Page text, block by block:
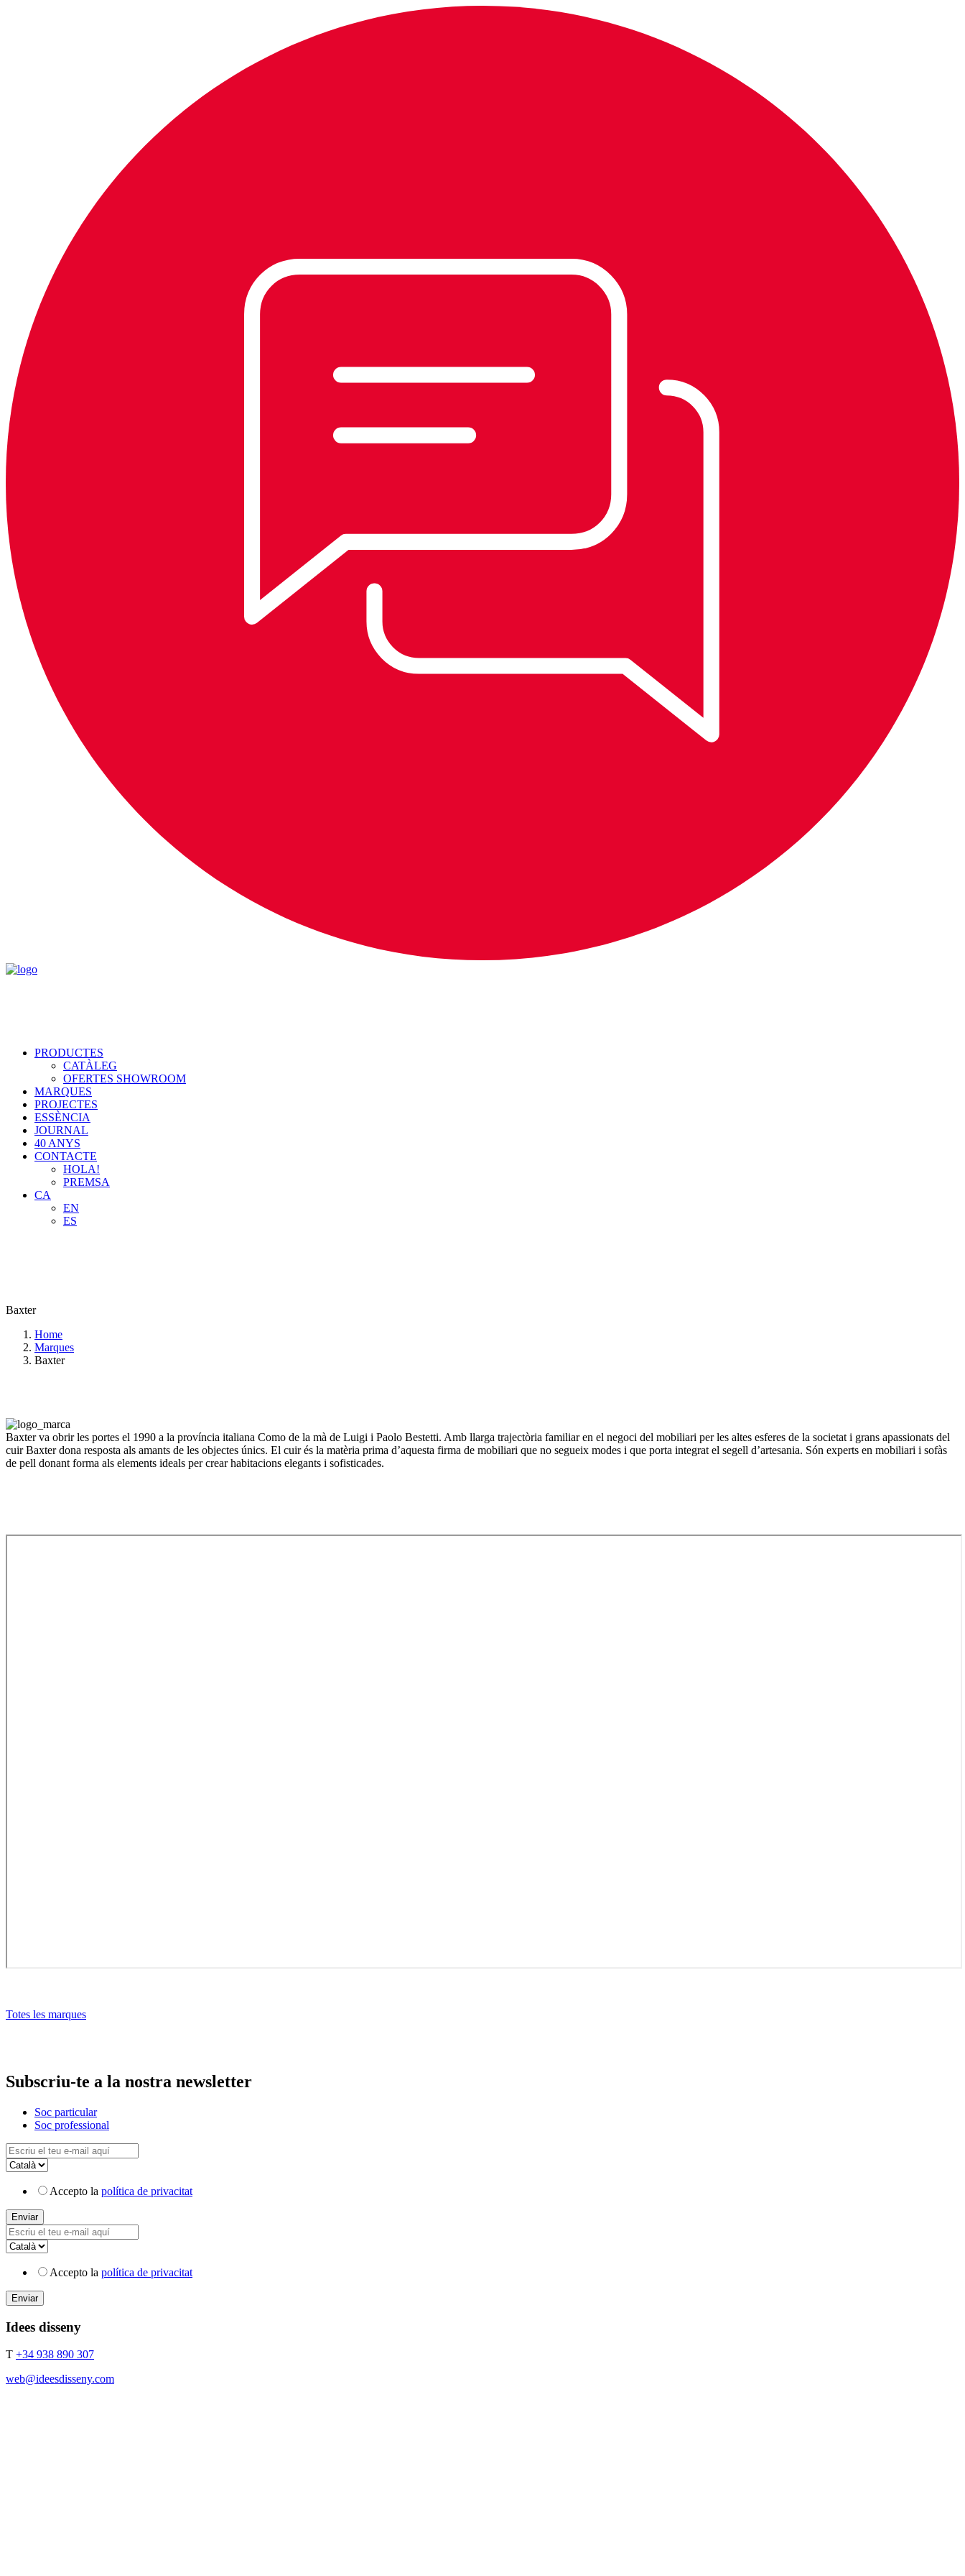
PRODUCTES
CATÀLEG
OFERTES SHOWROOM
MARQUES
PROJECTES
ESSÈNCIA
JOURNAL
40 ANYS
CONTACTE
HOLA!
PREMSA
CA
EN
ES
Baxter
Home
Marques
Baxter
Baxter va obrir les portes el 1990 a la província italiana Como de la mà de Luigi i Paolo Bestetti. Amb llarga trajectòria familiar en el negoci del mobiliari per les altes esferes de la societat i grans apassionats del
cuir Baxter dona resposta als amants de les objectes únics. El cuir és la matèria prima d’aquesta firma de mobiliari que no segueix modes i que porta integrat el segell d’artesania. Són experts en mobiliari i sofàs
de pell donant forma als elements ideals per crear habitacions elegants i sofisticades.
Totes les marques
Subscriu-te a la nostra newsletter
Soc particular
Soc professional
Accepto la política de privacitat
Accepto la política de privacitat
Idees disseny
T +34 938 890 307
web@ideesdisseny.com